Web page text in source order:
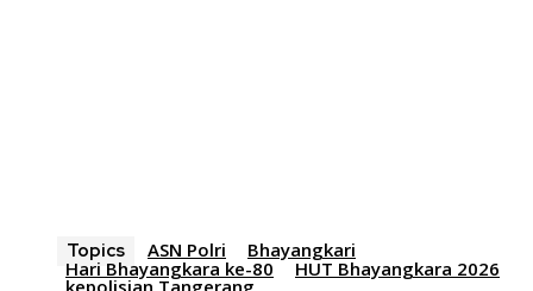
Topics ASN Polri
Bhayangkari
Hari Bhayangkara ke-80
HUT Bhayangkara 2026